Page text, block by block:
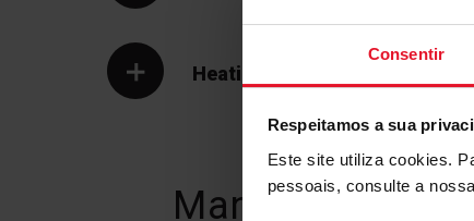
Consentir
Respeitamos a sua
Este site utiliza cookies.
pessoais, consulte a nossa
Heatingzone
Manuais e